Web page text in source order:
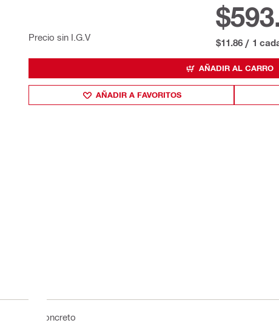
Precio sin I.G.V $11.86 / 1
AÑADIR AL CARRO
AÑADIR A FAVORITOS
Concreto